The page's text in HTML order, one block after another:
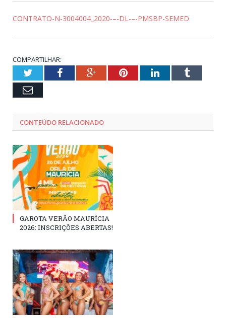
CONTRATO-N-3004004_2020-–-DL-–-PMSBP-SEMED
COMPARTILHAR:
TwitterFacebookGoogle+PinterestLinkedInTumblr
Email
CONTEÚDO RELACIONADO
GAROTA VERÃO MAURÍCIA
2026: INSCRIÇÕES ABERTAS!